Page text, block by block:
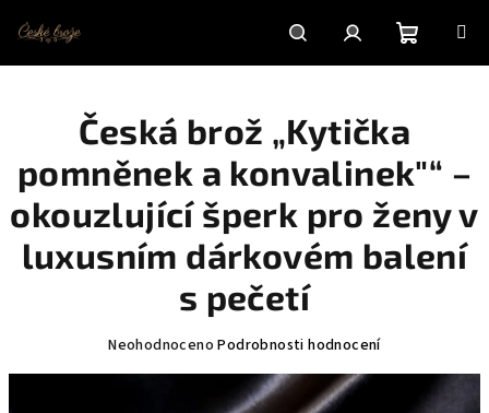
HledatPřihlášeníNákupní
košík
Česká brož „Kytička
pomněnek a konvalinek"“ –
okouzlující šperk pro ženy v
luxusním dárkovém balení
s pečetí
Průměrné
Neohodnoceno Podrobnosti hodnocení